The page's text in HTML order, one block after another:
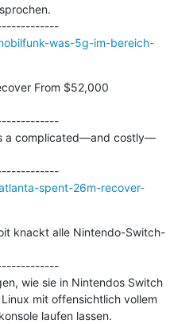
---------------------------------------------
was-5g-im-bereich-
From $52,000
a complicated—and costly—
---------------------------------------------
spent-26m-recover-
knackt alle Nintendo-Switch-
wie sie in Nintendos Switch
mit offensichtlich vollem
laufen lassen.